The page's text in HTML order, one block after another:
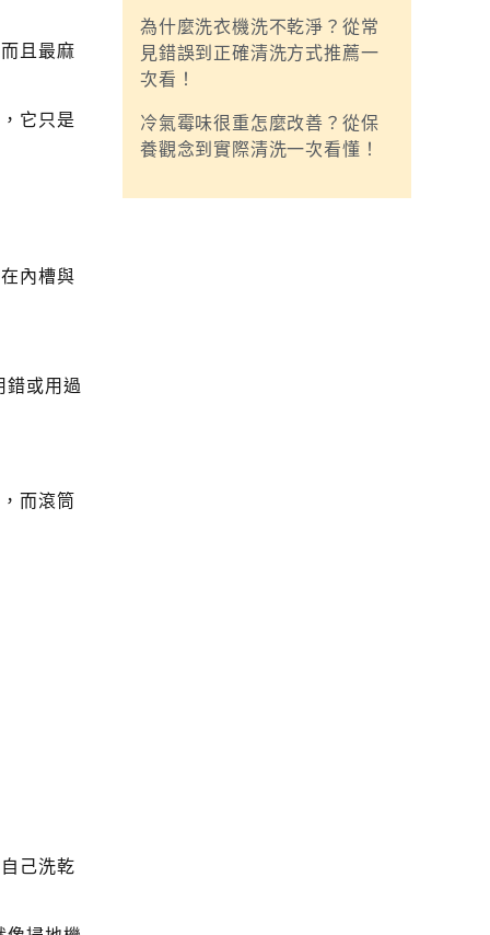
且最麻
它只是
內槽與
錯或用過
而滾筒
己洗乾
為什麼洗衣機洗不乾淨？從常
見錯誤到正確清洗方式推薦一
次看！
冷氣霉味很重怎麼改善？從保
養觀念到實際清洗一次看懂！